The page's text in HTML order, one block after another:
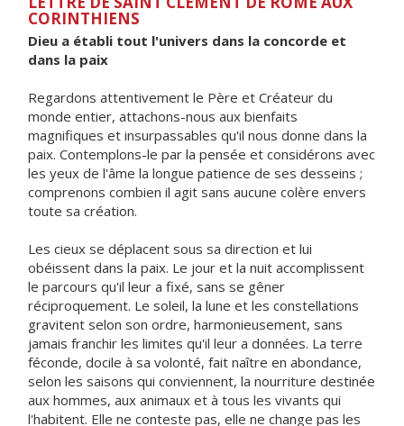
CORINTHIENS
Dieu a établi tout l'univers dans la concorde et
dans la paix
Regardons attentivement le Père et Créateur du
monde entier, attachons-nous aux bienfaits
magnifiques et insurpassables qu'il nous donne dans la
paix. Contemplons-le par la pensée et considérons avec
les yeux de l'âme la longue patience de ses desseins ;
comprenons combien il agit sans aucune colère envers
toute sa création.
Les cieux se déplacent sous sa direction et lui
obéissent dans la paix. Le jour et la nuit accomplissent
le parcours qu'il leur a fixé, sans se gêner
réciproquement. Le soleil, la lune et les constellations
gravitent selon son ordre, harmonieusement, sans
jamais franchir les limites qu'il leur a données. La terre
féconde, docile à sa volonté, fait naître en abondance,
selon les saisons qui conviennent, la nourriture destinée
aux hommes, aux animaux et à tous les vivants qui
l'habitent. Elle ne conteste pas, elle ne change pas les